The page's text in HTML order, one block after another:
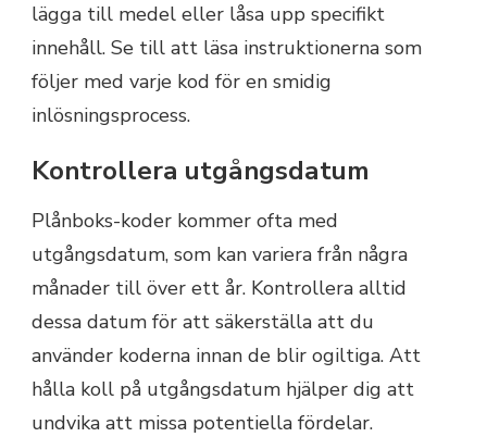
lägga till medel eller låsa upp specifikt
innehåll. Se till att läsa instruktionerna som
följer med varje kod för en smidig
inlösningsprocess.
Kontrollera utgångsdatum
Plånboks-koder kommer ofta med
utgångsdatum, som kan variera från några
månader till över ett år. Kontrollera alltid
dessa datum för att säkerställa att du
använder koderna innan de blir ogiltiga. Att
hålla koll på utgångsdatum hjälper dig att
undvika att missa potentiella fördelar.